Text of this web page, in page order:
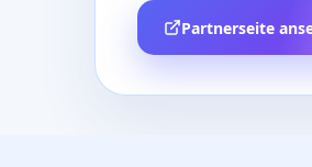
Partnerseite